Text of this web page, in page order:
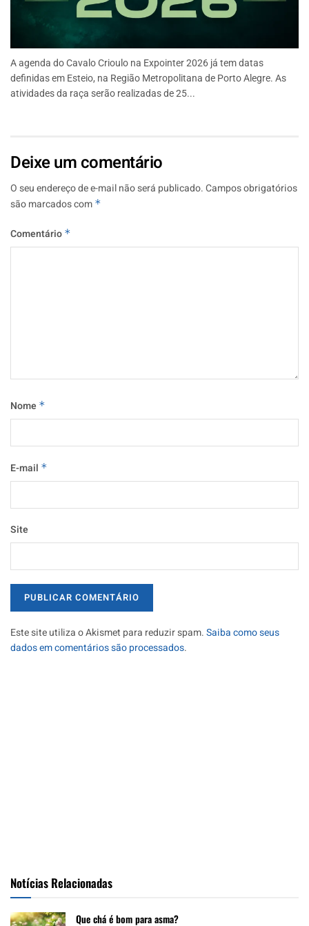
A agenda do Cavalo Crioulo na Expointer 2026 já tem datas
definidas em Esteio, na Região Metropolitana de Porto Alegre. As
atividades da raça serão realizadas de 25...
Deixe um comentário
O seu endereço de e-mail não será publicado.Campos obrigatórios
são marcados com *
Comentário *
Nome *
E-mail *
Site
Este site utiliza o Akismet para reduzir spam.Saiba como seus
dados em comentários são processados.
Notícias Relacionadas
Que chá é bom para asma?